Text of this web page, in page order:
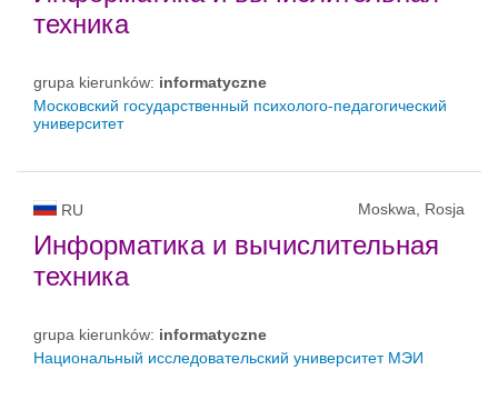
техника
grupa kierunków: informatyczne
Московский государственный психолого-педагогический
университет
RU Moskwa, Rosja
Информатика и вычислительная
техника
grupa kierunków: informatyczne
Национальный исследовательский университет МЭИ